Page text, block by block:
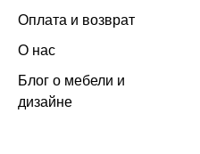
Оплата и возврат
О нас
Блог о мебели и
дизайне